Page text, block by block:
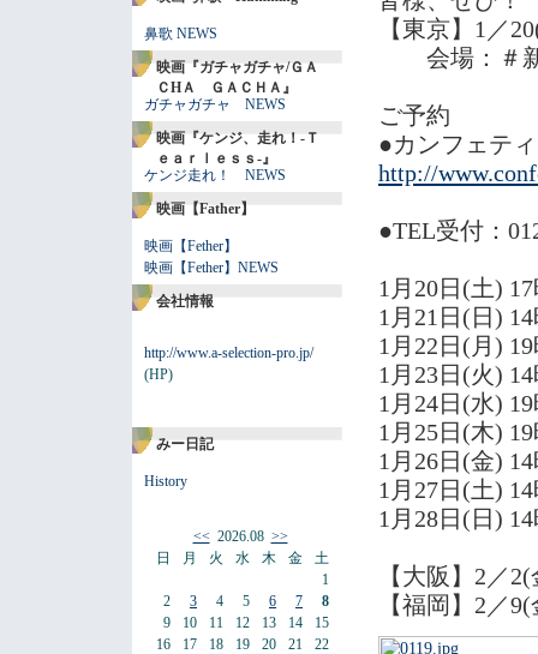
鼻歌 NEWS
映画『ガチャガチャ/ＧＡ
ＣHＡ ＧＡＣＨＡ』
ガチャガチャ NEWS
映画『ケンジ、走れ！-Ｔ
ｅａｒｌｅｓｓ-』
ケンジ走れ！ NEWS
映画【Father】
映画【Fether】
映画【Fether】NEWS
会社情報
http://www.a-selection-pro.jp/
(HP)
みー日記
History
<<2026.08 >>
日
2
9
16
月
3
10
17
火
4
11
18
水
5
12
19
木
6
13
20
金
7
14
21
土
1
8
15
22
【東京】1／
会場：＃新
ご予約
●カンフェティ
http://
●TEL受付：
1月20日(土)
1月21日(日)
1月22日(月)
1月23日(火)
1月24日(水)
1月25日(木)
1月26日(金)
1月27日(土)
1月28日(日)
【大阪】2／
【福岡】2／